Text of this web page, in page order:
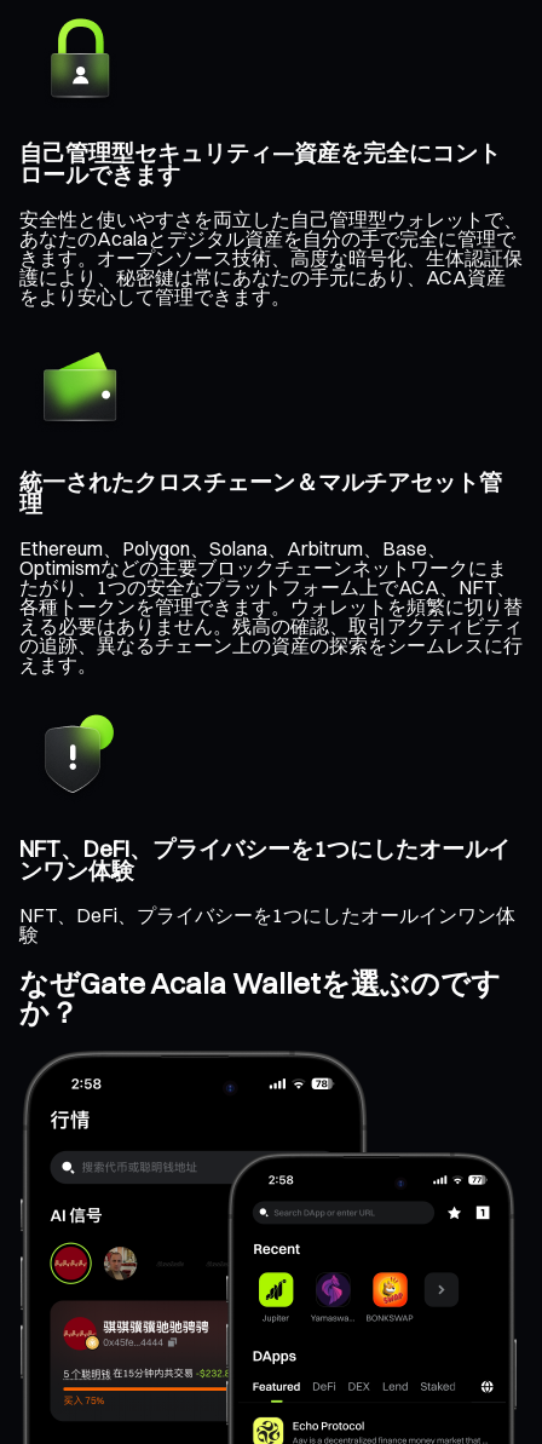
自己管理型セキュリティ—資産を完全にコント
ロールできます
安全性と使いやすさを両立した自己管理型ウォレットで、
あなたのAcalaとデジタル資産を自分の手で完全に管理で
きます。オープンソース技術、高度な暗号化、生体認証保
護により、秘密鍵は常にあなたの手元にあり、ACA資産
をより安心して管理できます。
統一されたクロスチェーン＆マルチアセット管
理
Ethereum、Polygon、Solana、Arbitrum、Base、
Optimismなどの主要ブロックチェーンネットワークにま
たがり、1つの安全なプラットフォーム上でACA、NFT、
各種トークンを管理できます。ウォレットを頻繁に切り替
える必要はありません。残高の確認、取引アクティビティ
の追跡、異なるチェーン上の資産の探索をシームレスに行
えます。
NFT、DeFi、プライバシーを1つにしたオールイ
ンワン体験
NFT、DeFi、プライバシーを1つにしたオールインワン体
験
なぜGate Acala Walletを選ぶのです
か？